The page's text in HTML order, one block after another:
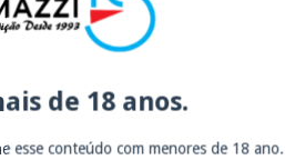
atendimento@oemporio.com.br
de 18 anos.
esse conteúdo com menores de 18 ano.